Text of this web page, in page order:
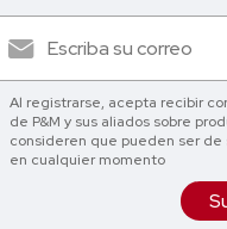
Al registrarse, acepta recibir
de P&M y sus aliados sobre
consideren que pueden ser
en cualquier momento